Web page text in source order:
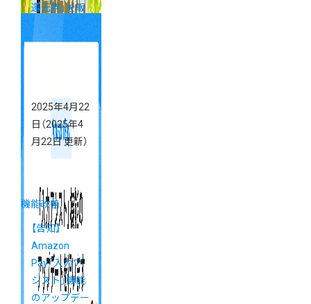
還元祭」を販
促に活用しま
しょう！
2025年4月22
日 （2025年4
月22日 更新）
機能改善
【告知】
Amazon
Pay「入力ア
シスト」機能
のアップデー